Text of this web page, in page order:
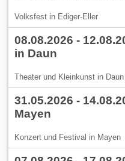
Volksfest in Ediger-Eller
08.08.2026 -
in Daun
Theater und Kleinkunst in Daun
31.05.2026 -
Mayen
Konzert und Festival in Mayen